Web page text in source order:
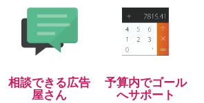
直接お客様のご相談に対応いたしま
関するお困りごとはもちろん、パソコ
、設置工事まで承ります。
相談できる広告
屋さん
予算内でゴール
へサポート